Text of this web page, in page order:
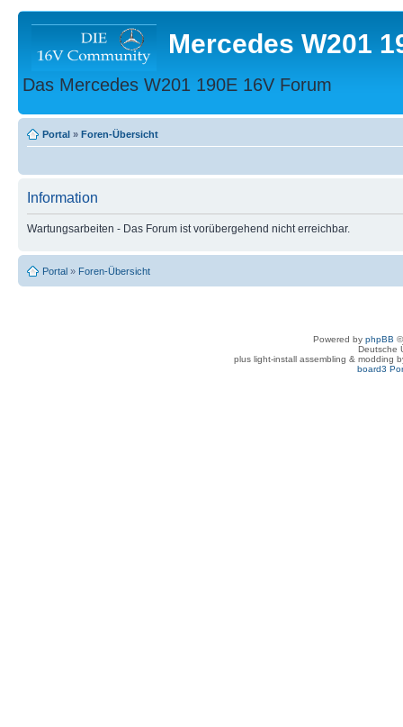
Mercedes W201
Das Mercedes W201 190E 16V Forum
Portal » Foren-Übersicht
Information
Wartungsarbeiten - Das Forum ist vorübergehend nicht erreichbar.
Portal » Foren-Übersicht
Powered by phpBB
Deutsche
plus light-install assembling & modding
board3